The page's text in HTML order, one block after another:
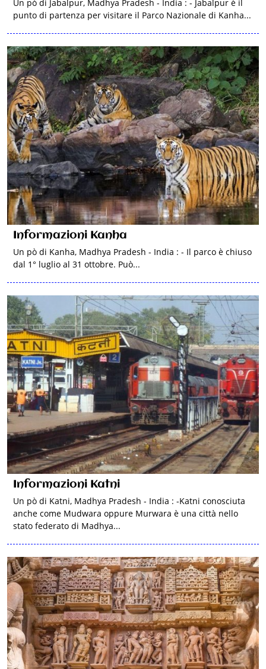
Un pò di Jabalpur, Madhya Pradesh - India : - Jabalpur è il
punto di partenza per visitare il Parco Nazionale di Kanha...
Informazioni Kanha
Un pò di Kanha, Madhya Pradesh - India : - Il parco è chiuso
dal 1° luglio al 31 ottobre. Può...
Informazioni Katni
Un pò di Katni, Madhya Pradesh - India : -Katni conosciuta
anche come Mudwara oppure Murwara è una città nello
stato federato di Madhya...